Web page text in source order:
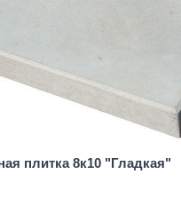
плитка 8к10 "Гладкая"